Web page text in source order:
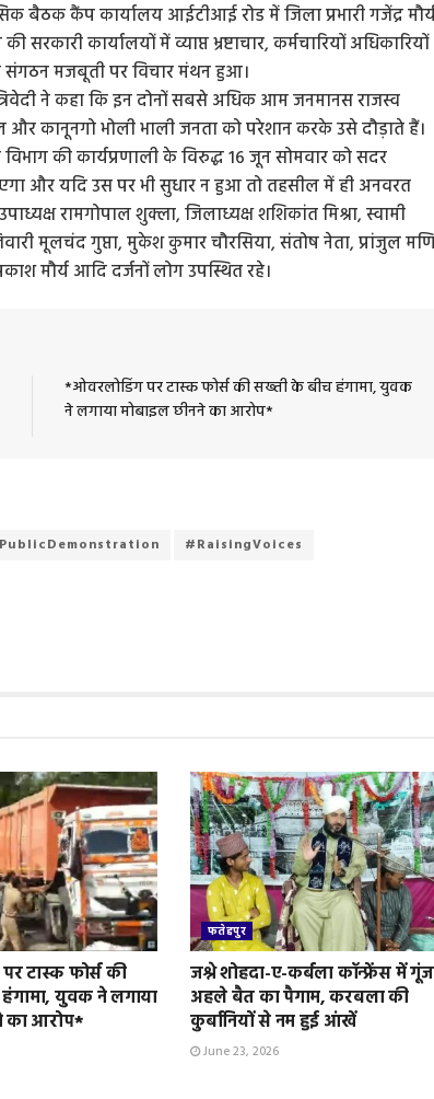
बैठक कैंप कार्यालय आईटीआई रोड में जिला प्रभारी गजेंद्र
कार्यालयों में व्याप्त भ्रष्टाचार, कर्मचारियों अधिकारियों
संगठन मजबूती पर विचार मंथन हुआ।
ने कहा कि इन दोनों सबसे अधिक आम जनमानस राजस्व
कानूनगो भोली भाली जनता को परेशान करके उसे दौड़ाते हैं।
की कार्यप्रणाली के विरुद्ध 16 जून सोमवार को सदर
और यदि उस पर भी सुधार न हुआ तो तहसील में ही अनवरत
रामगोपाल शुक्ला, जिलाध्यक्ष शशिकांत मिश्रा, स्वामी
मूलचंद गुप्ता, मुकेश कुमार चौरसिया, संतोष नेता, प्रांजुल
मौर्य आदि दर्जनों लोग उपस्थित रहे।
*ओवरलोडिंग पर टास्क फोर्स की सख्ती के बीच हंगामा, युवक
ने लगाया मोबाइल छीनने का आरोप*
#RaisingVoices
टास्क फोर्स की
युवक ने लगाया
का आरोप*
फतेहपुर
जश्ने शोहदा-ए-कर्बला कॉन्फ्रेंस में
अहले बैत का पैगाम, करबला की
कुर्बानियों से नम हुई आंखें
June 23, 2026